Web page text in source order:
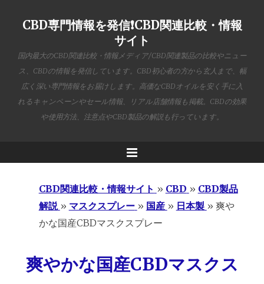
CBD専門情報を発信❗️CBD関連比較・情報
サイト
国内最大のCBD関連比較・情報メディア/CBD関連製品の比較やニュー
ス、CBDの情報を発信しています。CBD初心者の方から玄人まで、幅
広く深い専門情報をお届けします。高価なCBDオイルを安く手に入
れるキャンペーンやセール情報、リアル店舗情報も掲載。CBDの効果
や使用方法、注意点やCBD製品の解説も行っています。
Menu
CBD関連比較・情報サイト » CBD » CBD製品
解説 » マスクスプレー » 国産 » 日本製 » 爽や
かな国産CBDマスクスプレー
爽やかな国産CBDマスクス